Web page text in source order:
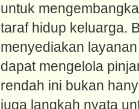
untuk
taraf hidup keluarga.
menyediakan
dapat mengelola
rendah ini bukan
juga langkah nyata